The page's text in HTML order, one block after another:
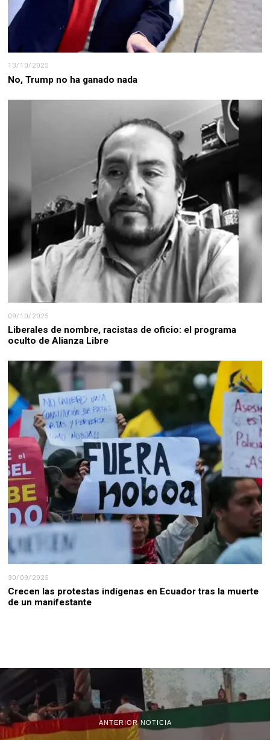
13/10/2025
No, Trump no ha ganado nada
09/10/2025
Liberales de nombre, racistas de oficio: el programa
oculto de Alianza Libre
30/09/2025
Crecen las protestas indígenas en Ecuador tras la muerte
de un manifestante
ANTERIOR NOTICIA